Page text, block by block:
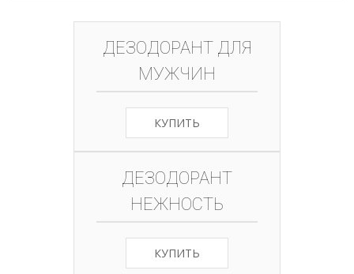
ДЕЗОДОРАНТ ДЛЯ
МУЖЧИН
КУПИТЬ
ДЕЗОДОРАНТ
НЕЖНОСТЬ
КУПИТЬ